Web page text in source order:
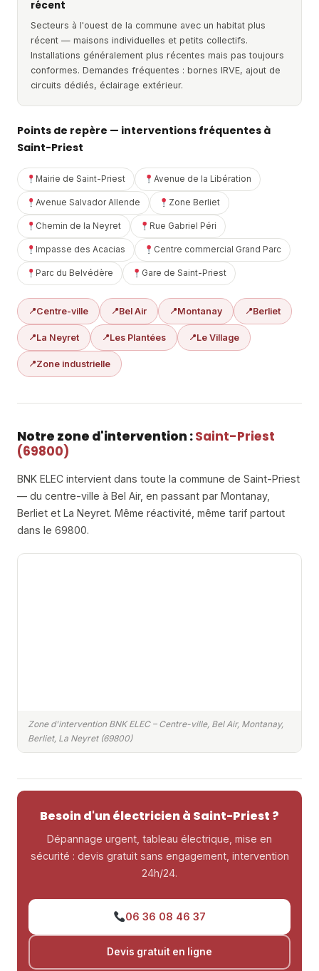
récent
Secteurs à l'ouest de la commune avec un habitat plus
récent — maisons individuelles et petits collectifs.
Installations généralement plus récentes mais pas toujours
conformes. Demandes fréquentes : bornes IRVE, ajout de
circuits dédiés, éclairage extérieur.
Points de repère — interventions fréquentes à
Saint-Priest
Mairie de Saint-Priest Avenue de la Libération
Avenue Salvador Allende Zone Berliet
Chemin de la Neyret Rue Gabriel Péri
Impasse des Acacias Centre commercial Grand Parc
Parc du Belvédère Gare de Saint-Priest
Centre-ville Bel Air Montanay Berliet
La Neyret Les Plantées Le Village
Zone industrielle
Notre zone d'intervention :Saint-Priest
(69800)
BNK ELEC intervient dans toute la commune de Saint-Priest
— du centre-ville à Bel Air, en passant par Montanay,
Berliet et La Neyret. Même réactivité, même tarif partout
dans le 69800.
Zone d'intervention BNK ELEC – Centre-ville, Bel Air, Montanay,
Berliet, La Neyret (69800)
Besoin d'un électricien à Saint-Priest ?
Dépannage urgent, tableau électrique, mise en
sécurité : devis gratuit sans engagement, intervention
24h/24.
06 36 08 46 37
Devis gratuit en ligne